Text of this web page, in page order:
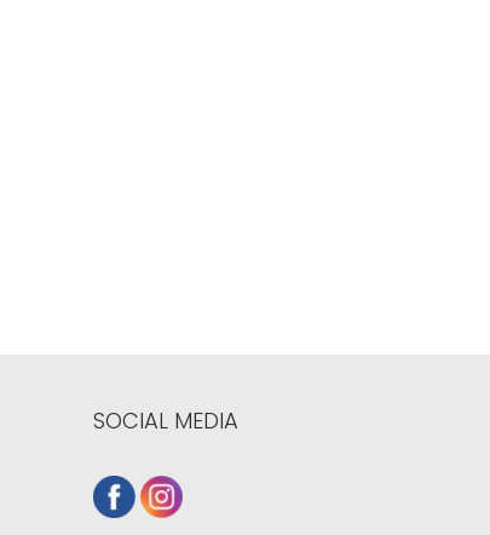
SOCIAL MEDIA